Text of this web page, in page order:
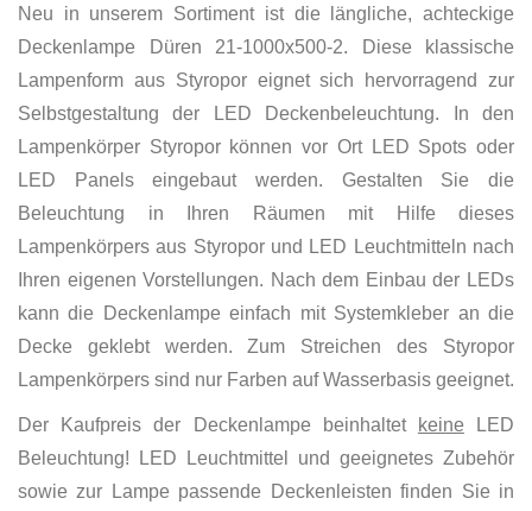
Neu in unserem Sortiment ist die längliche, achteckige
Deckenlampe Düren 21-1000x500-2. Diese klassische
Lampenform aus Styropor eignet sich hervorragend zur
Selbstgestaltung der LED Deckenbeleuchtung. In den
Lampenkörper Styropor können vor Ort LED Spots oder
LED Panels eingebaut werden. Gestalten Sie die
Beleuchtung in Ihren Räumen mit Hilfe dieses
Lampenkörpers aus Styropor und LED Leuchtmitteln nach
Ihren eigenen Vorstellungen. Nach dem Einbau der LEDs
kann die Deckenlampe einfach mit Systemkleber an die
Decke geklebt werden. Zum Streichen des Styropor
Lampenkörpers sind nur Farben auf Wasserbasis geeignet.
Der Kaufpreis der Deckenlampe beinhaltet keine LED
Beleuchtung! LED Leuchtmittel und geeignetes Zubehör
sowie zur Lampe passende Deckenleisten finden Sie in